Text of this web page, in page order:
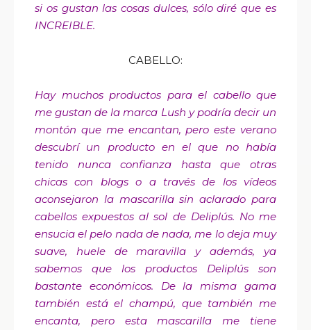
si os gustan las cosas dulces, sólo diré que es
INCREIBLE.
CABELLO:
Hay muchos productos para el cabello que
me gustan de la marca Lush y podría decir un
montón que me encantan, pero este verano
descubrí un producto en el que no había
tenido nunca confianza hasta que otras
chicas con blogs o a través de los vídeos
aconsejaron la mascarilla sin aclarado para
cabellos expuestos al sol de Deliplús. No me
ensucia el pelo nada de nada, me lo deja muy
suave, huele de maravilla y además, ya
sabemos que los productos Deliplús son
bastante económicos. De la misma gama
también está el champú, que también me
encanta, pero esta mascarilla me tiene